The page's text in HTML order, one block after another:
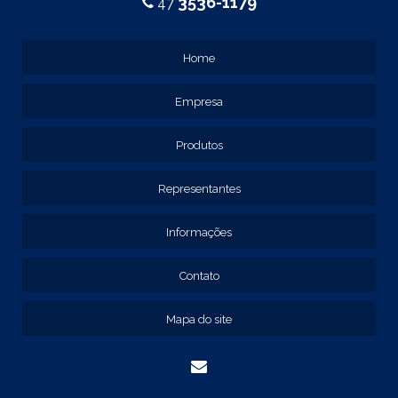
EMPRESA DE QUADRO DE COMANDO
QUADRO DE COMANDO 40X30X20
Home
Empresa
Produtos
Representantes
Informações
Contato
Mapa do site